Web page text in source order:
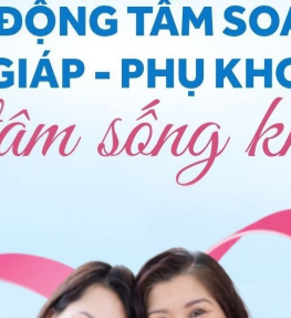
My Vinmec để quản lý,
Chia sẻ
Dịch trắng
QnA